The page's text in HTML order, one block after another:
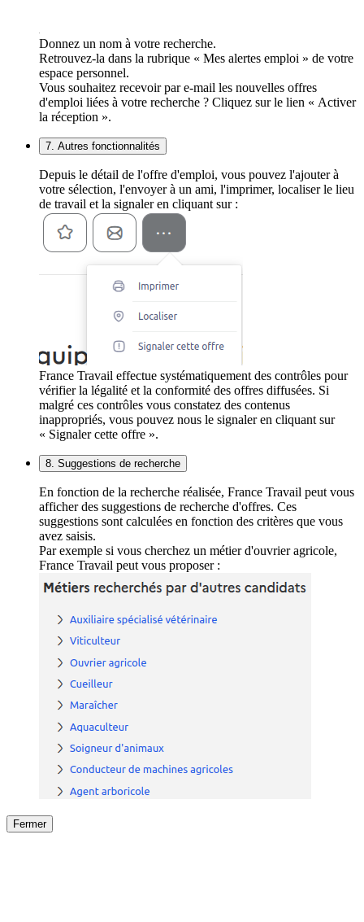
Donnez un nom à votre recherche.
Retrouvez-la dans la rubrique « Mes alertes emploi » de votre
espace personnel.
Vous souhaitez recevoir par e-mail les nouvelles offres
d'emploi liées à votre recherche ? Cliquez sur le lien « Activer
la réception ».
7. Autres fonctionnalités
Depuis le détail de l'offre d'emploi, vous pouvez l'ajouter à
votre sélection, l'envoyer à un ami, l'imprimer, localiser le lieu
de travail et la signaler en cliquant sur :
France Travail effectue systématiquement des contrôles pour
vérifier la légalité et la conformité des offres diffusées. Si
malgré ces contrôles vous constatez des contenus
inappropriés, vous pouvez nous le signaler en cliquant sur
« Signaler cette offre ».
8. Suggestions de recherche
En fonction de la recherche réalisée, France Travail peut vous
afficher des suggestions de recherche d'offres. Ces
suggestions sont calculées en fonction des critères que vous
avez saisis.
Par exemple si vous cherchez un métier d'ouvrier agricole,
France Travail peut vous proposer :
Fermer